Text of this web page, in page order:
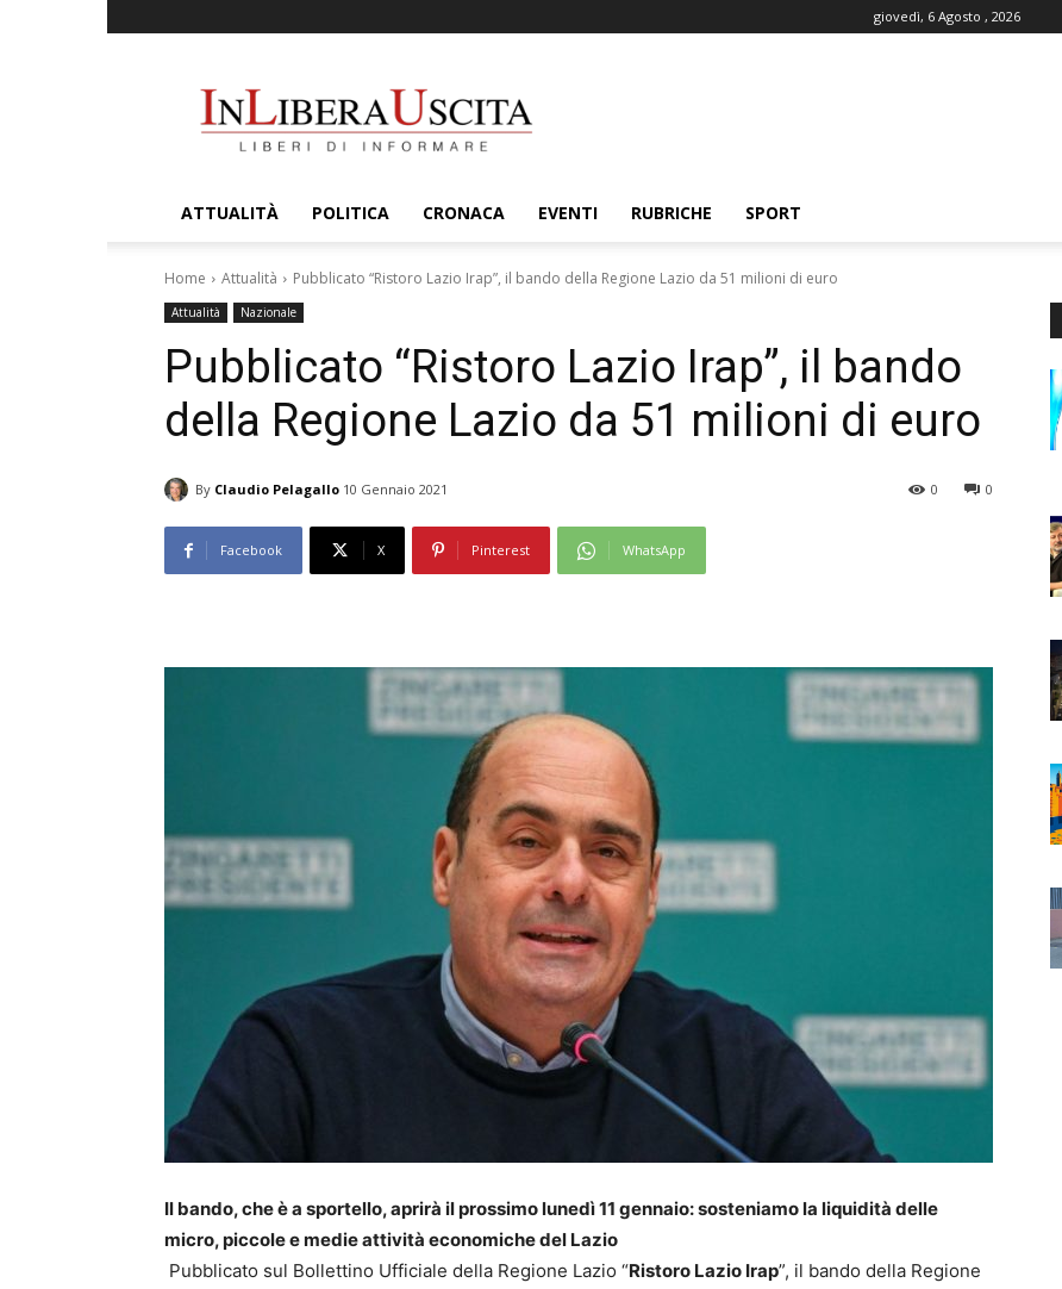
giovedì, 6 Agosto , 2026
ATTUALITÀ POLITICA CRONACA EVENTI RUBRICHE SPORT
Home Attualità Pubblicato “Ristoro Lazio Irap”, il bando della Regione Lazio da 51 milioni di euro
Attualità Nazionale
Pubblicato “Ristoro Lazio Irap”, il bando
della Regione Lazio da 51 milioni di euro
By Claudio Pelagallo 10 Gennaio 2021 0
0
Facebook X Pinterest WhatsApp
Il bando, che è a sportello, aprirà il prossimo lunedì 11 gennaio: sosteniamo la liquidità delle
micro, piccole e medie attività economiche del Lazio
Pubblicato sul Bollettino Ufficiale della Regione Lazio “Ristoro Lazio Irap”, il bando della Regione